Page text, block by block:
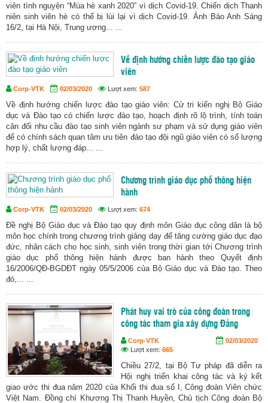
viên tình nguyện “Mùa hè xanh 2020” vì dịch Covid-19. Chiến dịch Thanh
niên sinh viên hè có thể bị lùi lại vì dịch Covid-19. Ảnh Bảo Anh Sáng
16/2, tại Hà Nội, Trung ương... ...
Về định hướng chiến lược đào tạo giáo
viên
Corp-VTK 02/03/2020 Lượt xem: 587
Về định hướng chiến lược đào tạo giáo viên: Cử tri kiến nghị Bộ Giáo
dục và Đào tạo có chiến lược đào tạo, hoạch định rõ lộ trình, tính toán
cân đối nhu cầu đào tạo sinh viên ngành sư phạm và sử dụng giáo viên
để có chính sách quan tâm ưu tiên đào tạo đội ngũ giáo viên có số lượng
hợp lý, chất lượng đáp... ...
Chương trình giáo dục phổ thông hiện
hành
Corp-VTK 02/03/2020 Lượt xem: 674
Đề nghị Bộ Giáo dục và Đào tạo quy định môn Giáo dục công dân là bộ
môn học chính trong chương trình giảng dạy để tăng cường giáo dục đạo
đức, nhân cách cho học sinh, sinh viên trong thời gian tới Chương trình
giáo dục phổ thông hiện hành được ban hành theo Quyết định
16/2006/QĐ-BGDĐT ngày 05/5/2006 của Bộ Giáo dục và Đào tạo. Theo
đó,... ...
Phát huy vai trò của công đoàn trong
công tác tham gia xây dựng Đảng
Corp-VTK
02/03/2020
Lượt xem: 665
Chiều 27/2, tại Bộ Tư pháp đã diễn ra
Hội nghị triển khai công tác và ký kết
giao ước thi đua năm 2020 của Khối thi đua số I, Công đoàn Viên chức
Việt Nam. Đồng chí Khương Thị Thanh Huyền, Chủ tịch Công đoàn Bộ